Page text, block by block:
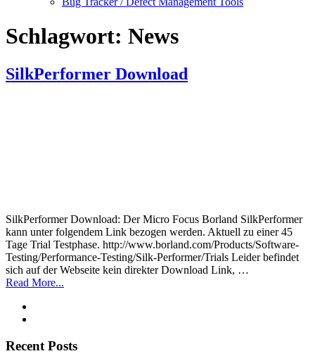
Schlagwort: News
SilkPerformer Download
SilkPerformer Download: Der Micro Focus Borland SilkPerformer
kann unter folgendem Link bezogen werden. Aktuell zu einer 45
Tage Trial Testphase. http://www.borland.com/Products/Software-
Testing/Performance-Testing/Silk-Performer/Trials Leider befindet
sich auf der Webseite kein direkter Download Link, …
Read More...
Recent Posts